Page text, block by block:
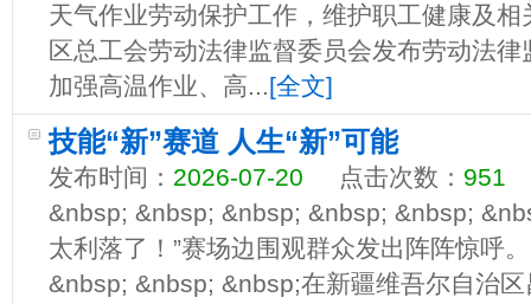
天气作业劳动保护工作，维护职工健康及
区总工会劳动法律监督委员会发布劳动法
加强高温作业、高...[全文]
技能“新”赛道 人生“新”可能
发布时间： 2026-07-20 点击次数： 951
&nbsp; &nbsp; &nbsp; &nbsp; &nbsp;
太利落了！”赛场边围观群众发出阵阵惊呼
&nbsp; &nbsp; &nbsp;在新疆维吾尔自治